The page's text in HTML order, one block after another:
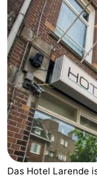
Ausflüge
Für
Kindern
Für
Junge
Erwachsene
Kostenlos
Übernachten
Appartements
Campingplätze
Ferienhäuser
Das Hotel Larende